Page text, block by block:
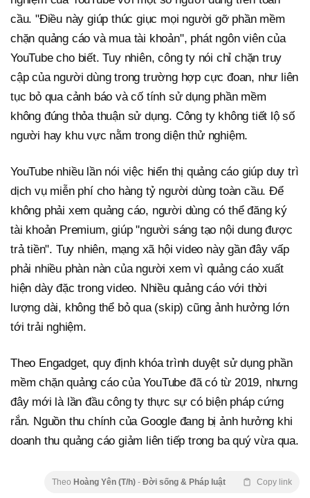
cầu. "Điều này giúp thúc giục mọi người gỡ phần mềm
chặn quảng cáo và mua tài khoản", phát ngôn viên của
YouTube cho biết. Tuy nhiên, công ty nói chỉ chặn truy
cập của người dùng trong trường hợp cực đoan, như liên
tục bỏ qua cảnh báo và cố tính sử dụng phần mềm
không đúng thỏa thuận sử dụng. Công ty không tiết lộ số
người hay khu vực nằm trong diện thử nghiệm.
YouTube nhiều lần nói việc hiển thị quảng cáo giúp duy trì
dịch vụ miễn phí cho hàng tỷ người dùng toàn cầu. Để
không phải xem quảng cáo, người dùng có thể đăng ký
tài khoản Premium, giúp "người sáng tạo nội dung được
trả tiền". Tuy nhiên, mạng xã hội video này gần đây vấp
phải nhiều phàn nàn của người xem vì quảng cáo xuất
hiện dày đặc trong video. Nhiều quảng cáo với thời
lượng dài, không thể bỏ qua (skip) cũng ảnh hưởng lớn
tới trải nghiệm.
Theo Engadget, quy định khóa trình duyệt sử dụng phần
mềm chặn quảng cáo của YouTube đã có từ 2019, nhưng
đây mới là lần đầu công ty thực sự có biện pháp cứng
rắn. Nguồn thu chính của Google đang bị ảnh hưởng khi
doanh thu quảng cáo giảm liên tiếp trong ba quý vừa qua.
Theo Hoàng Yên (T/h) - Đời sống & Pháp luật Copy link